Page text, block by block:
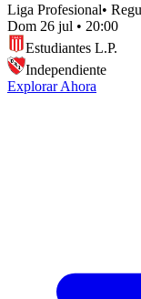
Liga Profesional•
Dom 26 jul • 20:00
Estudiantes L.P.
Independiente
Explorar Ahora